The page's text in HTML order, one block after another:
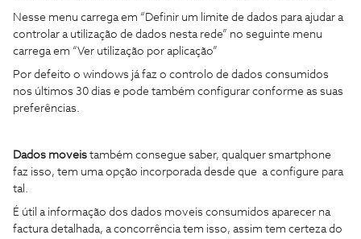
Nesse menu carrega em “Definir um limite de dados para ajudar a
controlar a utilização de dados nesta rede” no seguinte menu
carrega em “Ver utilização por aplicação”
Por defeito o windows já faz o controlo de dados consumidos
nos últimos 30 dias e pode também configurar conforme as suas
preferências.
Dados moveis também consegue saber, qualquer smartphone
faz isso, tem uma opção incorporada desde que a configure para
tal.
É útil a informação dos dados moveis consumidos aparecer na
factura detalhada, a concorrência tem isso, assim tem certeza do